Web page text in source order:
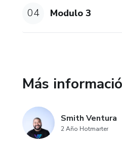
04 Modulo 3
Más
Smith Ventura
2 Año Hotmarter